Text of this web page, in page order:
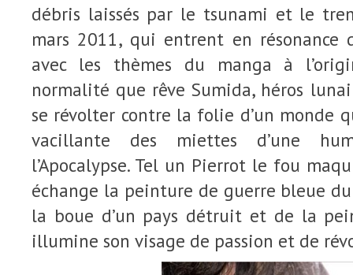
débris laissés par le tsunami et le
mars 2011, qui entrent en résonance
avec les thèmes du manga à
normalité que rêve Sumida, héros
se révolter contre la folie d’un monde
vacillante des miettes d’une
l’Apocalypse. Tel un Pierrot le fou
échange la peinture de guerre bleue
la boue d’un pays détruit et de la
illumine son visage de passion et de